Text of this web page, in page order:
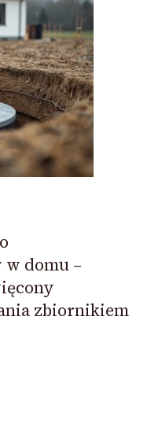
domu –
zbiornikiem